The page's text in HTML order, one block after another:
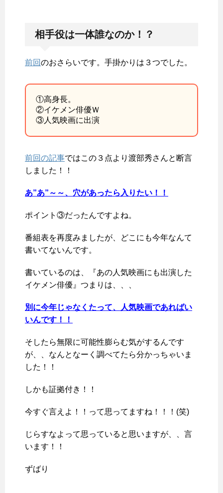
相手役は一体誰なのか！？
前回のおさらいです。手掛かりは３つでした。
①高身長。
②イケメン俳優Ｗ
③人気映画に出演
前回の記事ではこの３点より渡部秀さんと断言
しました！！
あ”あ”～～、穴があったら入りたい！！
ポイント③だったんですよね。
番組表を再度みましたが、どこにも今年なんて
書いてないんです。
書いているのは、『あの人気映画にも出演した
イケメン俳優』つまりは、、、
別に今年じゃなくたって、人気映画であればい
いんです！！
そしたら無限に可能性膨らむ気がするんです
が、、なんとなーく調べてたら分かっちゃいま
した！！
しかも証拠付き！！
今すぐ言えよ！！って思ってますね！！！(笑)
じらすなよって思っていると思いますが、、言
います！！
ずばり